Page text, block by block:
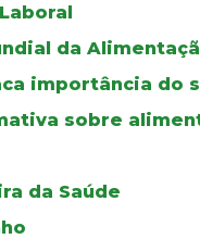
da
importância do
sobre
da Saúde